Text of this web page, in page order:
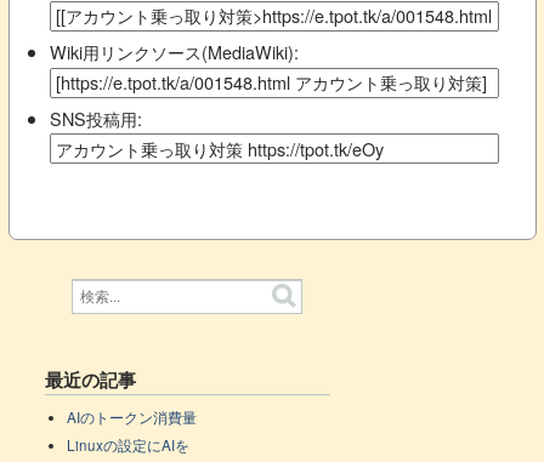
Wiki用リンクソース(MediaWiki):
SNS投稿用:
最近の記事
AIのトークン消費量
Linuxの設定にAIを